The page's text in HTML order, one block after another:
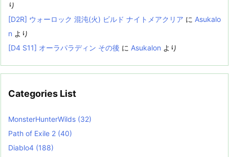
り
[D2R] ウォーロック 混沌(火) ビルド ナイトメアクリア に Asukalo
n より
[D4 S11] オーラパラディン その後 に Asukalon より
Categories List
MonsterHunterWilds (32)
Path of Exile 2 (40)
Diablo4 (188)